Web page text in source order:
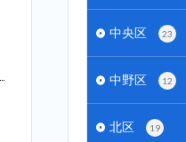
中央区 23
中野区 12
北区 19